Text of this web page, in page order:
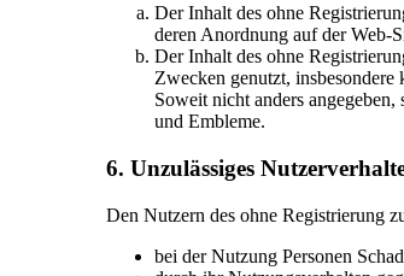
Der Inhalt des ohne
deren Anordnung auf der Web-
Der Inhalt des ohne
Zwecken genutzt,
Soweit nicht anders
und Embleme.
6. Unzulässiges
Den Nutzern des ohne Registrierung
bei der Nutzung Personen